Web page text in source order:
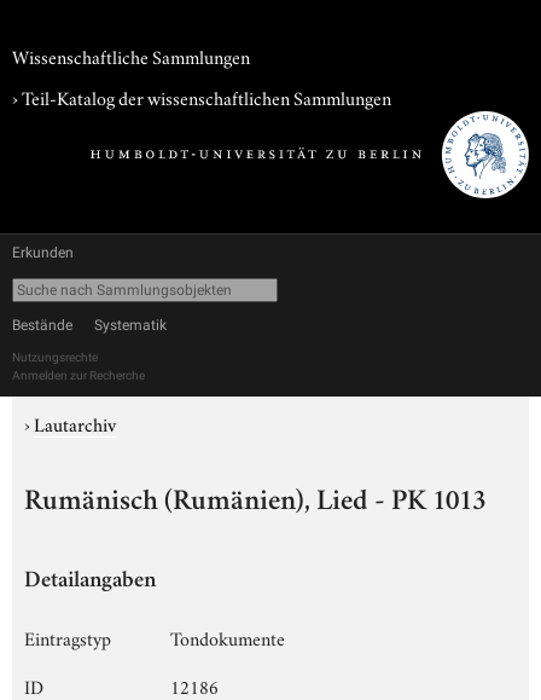
Wissenschaftliche Sammlungen
› Teil-Katalog der wissenschaftlichen Sammlungen
Erkunden
Bestände Systematik
Nutzungsrechte
Anmelden zur Recherche
›Lautarchiv
Rumänisch (Rumänien), Lied - PK 1013
Detailangaben
Eintragstyp
Tondokumente
ID
12186